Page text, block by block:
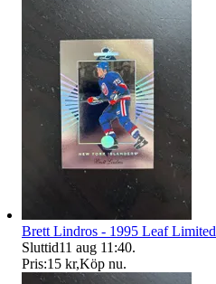
Brett Lindros - 1995 Leaf Limited
Sluttid11 aug 11:40.
Pris:15 kr,Köp nu.